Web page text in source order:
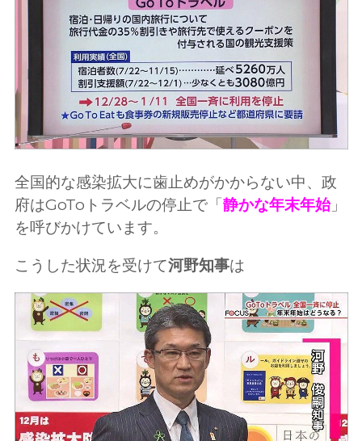
全国的な感染拡大に歯止めがかからない中、政
府はGoToトラベルの停止で「静かな年末年始」
を呼びかけています。
こうした状況を受けて河野知事は